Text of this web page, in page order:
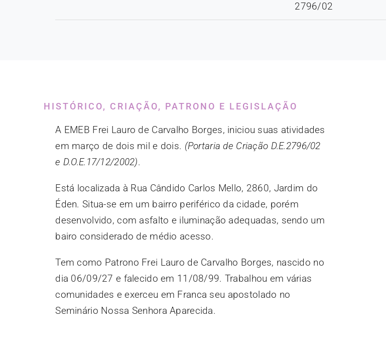
2796/02
HISTÓRICO, CRIAÇÃO, PATRONO E LEGISLAÇÃO
A EMEB Frei Lauro de Carvalho Borges, iniciou suas atividades
em março de dois mil e dois. (Portaria de Criação D.E.2796/02
e D.O.E.17/12/2002).
Está localizada à Rua Cândido Carlos Mello, 2860, Jardim do
Éden. Situa-se em um bairro periférico da cidade, porém
desenvolvido, com asfalto e iluminação adequadas, sendo um
bairo considerado de médio acesso.
Tem como Patrono Frei Lauro de Carvalho Borges, nascido no
dia 06/09/27 e falecido em 11/08/99. Trabalhou em várias
comunidades e exerceu em Franca seu apostolado no
Seminário Nossa Senhora Aparecida.